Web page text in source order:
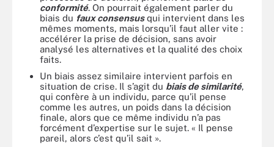
conformité. On pourrait également parler du
biais du faux consensusqui intervient dans les
mêmes moments, mais lorsqu’il faut aller vite :
accélérer la prise de décision, sans avoir
analysé les alternatives et la qualité des choix
faits.
Un biais assez similaire intervient parfois en
situation de crise. Il s’agit du biais de similarité,
qui confère à un individu, parce qu’il pense
comme les autres, un poids dans la décision
finale, alors que ce même individu n’a pas
forcément d’expertise sur le sujet. « Il pense
pareil, alors c’est qu’il sait ».